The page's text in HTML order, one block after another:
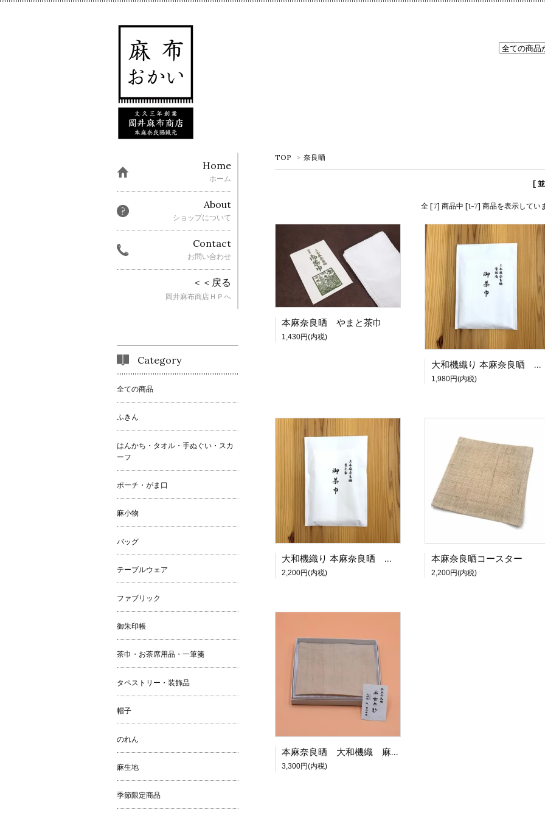
TOP > 奈良晒
[
全 [7] 商品中 [1-7] 商品を表示してい
本麻奈良晒 やまと茶巾
1,430円(内税)
大和機織り 本麻奈良晒 御茶巾 〈官休庵〉
1,980円(内税)
大和機織り 本麻奈良晒 御茶巾 〈裏千家〉
2,200円(内税)
本麻奈良晒コースター
2,200円(内税)
本麻奈良晒 大和機織 麻古帛紗
3,300円(内税)
Home
ホーム
About
ショップについて
Contact
お問い合わせ
＜＜戻る
岡井麻布商店ＨＰへ
Category
全ての商品
ふきん
はんかち・タオル・手ぬぐい・スカ
ーフ
ポーチ・がま口
麻小物
バッグ
テーブルウェア
ファブリック
御朱印帳
茶巾・お茶席用品・一筆箋
タペストリー・装飾品
帽子
のれん
麻生地
季節限定商品